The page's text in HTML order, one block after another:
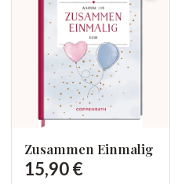
Zusammen Einmalig
15,90 €